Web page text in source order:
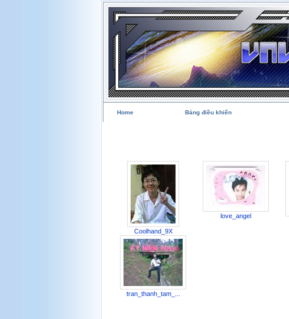
Home Bảng điều khiển
Coolhand_9X
love_angel
tran_thanh_tam_...